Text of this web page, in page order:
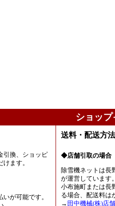
ショッ
引換、ショッピ
ます。
が可能です。
送料・配送方
◆店舗引取の場合
除雪機ネットは長
が運営しています
小布施町または長
る場合、配送料は
→ 田中機械(株)店